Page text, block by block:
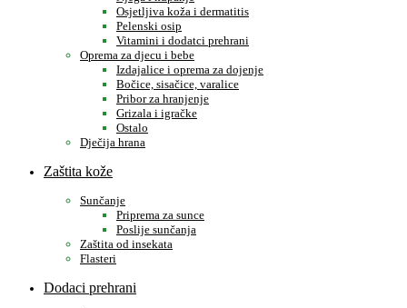
Osjetljiva koža i dermatitis
Pelenski osip
Vitamini i dodatci prehrani
Oprema za djecu i bebe
Izdajalice i oprema za dojenje
Bočice, sisačice, varalice
Pribor za hranjenje
Grizala i igračke
Ostalo
Dječija hrana
Zaštita kože
Sunčanje
Priprema za sunce
Poslije sunčanja
Zaštita od insekata
Flasteri
Dodaci prehrani